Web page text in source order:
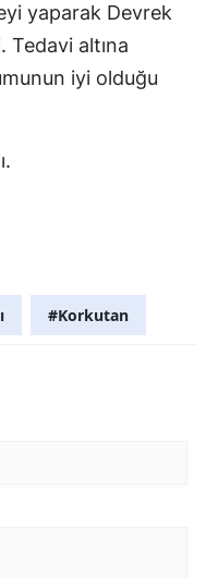
yaparak Devrek
Tedavi altına
iyi olduğu
#Korkutan